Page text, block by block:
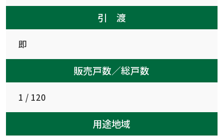
引 渡
即
販売戸数／総戸数
1 / 120
用途地域